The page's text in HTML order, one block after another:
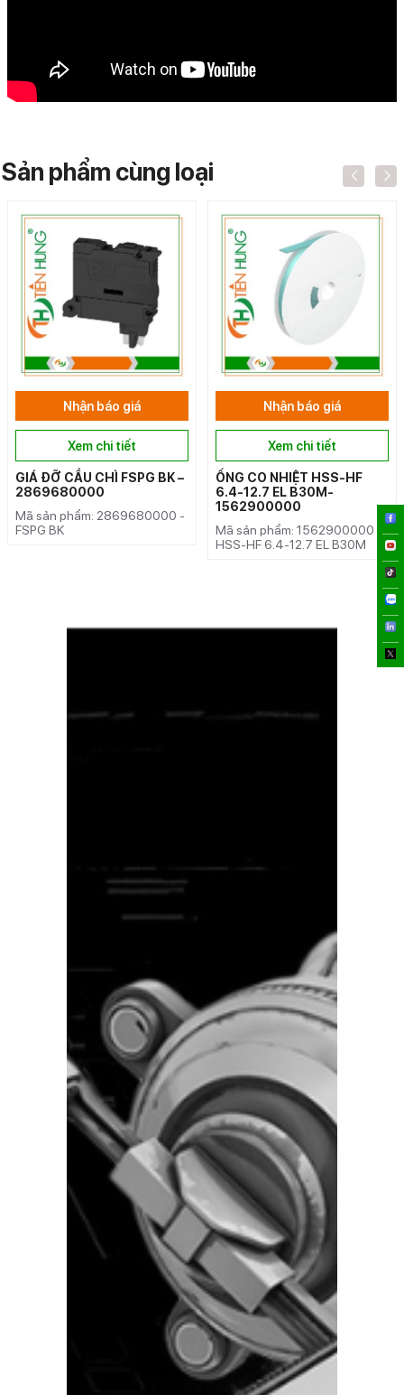
Sản phẩm cùng loại
Nhận báo giá
Xem chi tiết
GIÁ ĐỠ CẦU CHÌ FSPG BK –
2869680000
Mã sản phẩm: 2869680000 -
FSPG BK
Nhận báo giá
Xem chi tiết
ỐNG CO NHIỆT HSS-HF
6.4-12.7 EL B30M-
1562900000
Mã sản phẩm: 1562900000 -
HSS-HF 6.4-12.7 EL B30M